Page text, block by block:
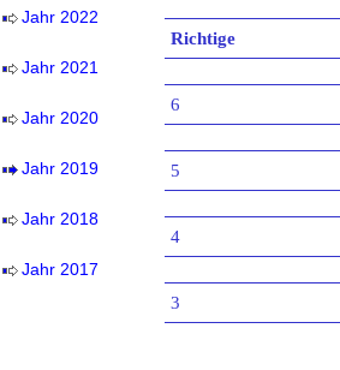
Jahr 2022
Jahr 2021
Jahr 2020
Jahr 2019
Jahr 2018
Jahr 2017
Richtige
6
5
4
3